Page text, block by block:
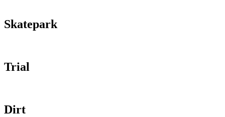
Skatepark
Trial
Dirt